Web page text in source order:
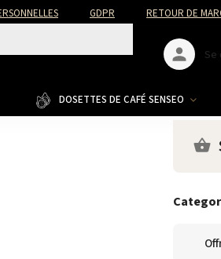
GDPR RETOUR DE
DOSETTES DE CAFÉ SENSEO